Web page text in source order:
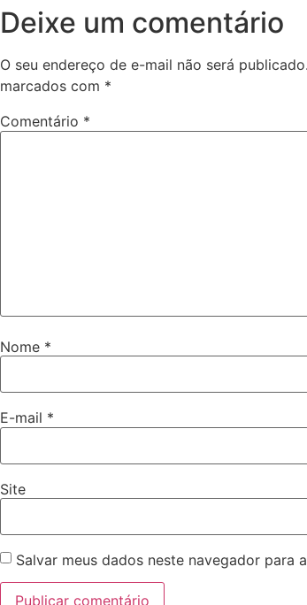
Deixe um comentário
O seu endereço de e-mail não será publicado.
marcados com *
Comentário *
Nome *
E-mail *
Site
Salvar meus dados neste navegador para